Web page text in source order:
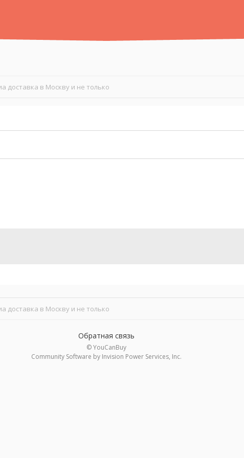
доставка в Москву и не только
доставка в Москву и не только
Обратная связь
© YouCanBuy
Community Software by Invision Power Services, Inc.